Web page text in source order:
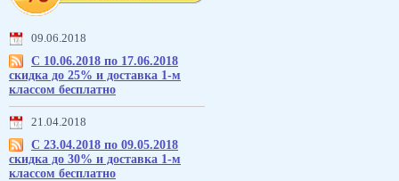
09.06.2018
С 10.06.2018 по 17.06.2018
скидка до 25% и доставка 1-м
классом бесплатно
21.04.2018
С 23.04.2018 по 09.05.2018
скидка до 30% и доставка 1-м
классом бесплатно